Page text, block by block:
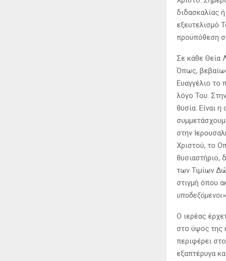
διδασκαλίας
εξευτελισμό
προϋπόθεση
Σε κάθε Θεία
Όπως,
Ευαγγέλιο το
λόγο Του.
θυσία. Είναι
στην
Χριστού, το
θυσιαστήριο,
των Τιμίων
στιγμή όπου
υποδεξόμενοι
Ο ιερέας
στο ύψος της
περιφέρει
εξαπτέρυγα